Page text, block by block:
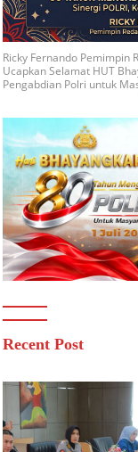
Ricky Fernando Pemimpin
Ucapkan Selamat HUT
Pengabdian Polri untuk
Recent Post